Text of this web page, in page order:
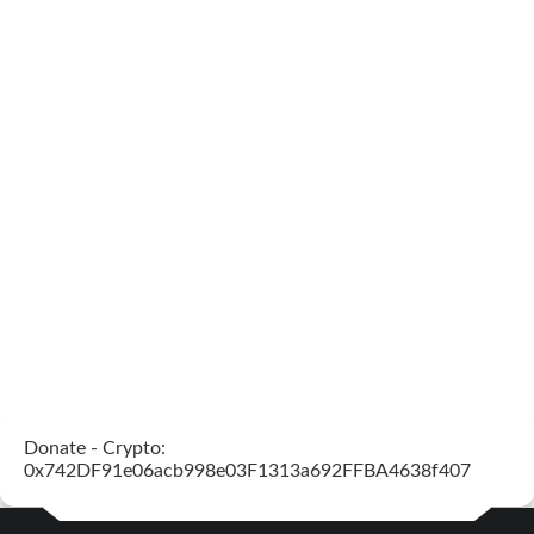
Donate - Crypto:
0x742DF91e06acb998e03F1313a692FFBA4638f407